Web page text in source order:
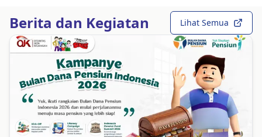
Berita dan Kegiatan Lihat Semua